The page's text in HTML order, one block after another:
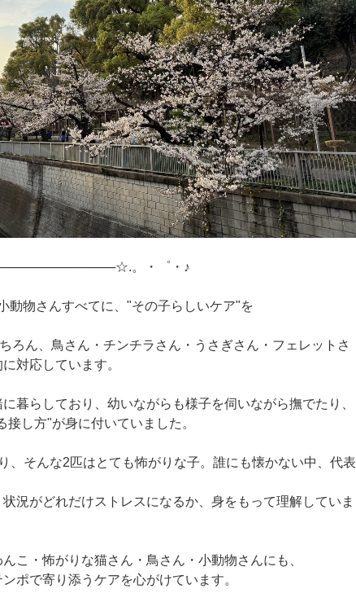
。・゜・♪
動物さんすべてに、"その子らしいケア"を
ろん、鳥さん・チンチラさん・うさぎさん・フェレットさ
対応しています。
暮らしており、幼いながらも様子を伺いながら撫でたり、
し方"が身に付いていました。
、そんな2匹はとても怖がりな子。誰にも懐かない中、代表
況がどれだけストレスになるか、身をもって理解していま
こ・怖がりな猫さん・鳥さん・小動物さんにも、
ポで寄り添うケアを心がけています。